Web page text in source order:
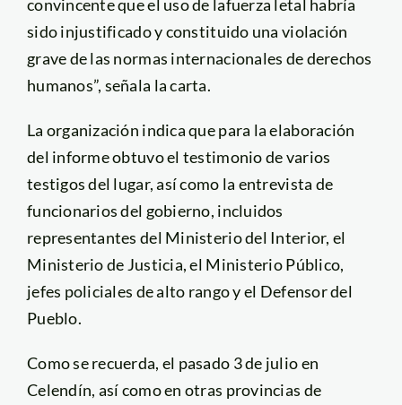
convincente que el uso de lafuerza letal habría
sido injustificado y constituido una violación
grave de las normas internacionales de derechos
humanos”, señala la carta.
La organización indica que para la elaboración
del informe obtuvo el testimonio de varios
testigos del lugar, así como la entrevista de
funcionarios del gobierno, incluidos
representantes del Ministerio del Interior, el
Ministerio de Justicia, el Ministerio Público,
jefes policiales de alto rango y el Defensor del
Pueblo.
Como se recuerda, el pasado 3 de julio en
Celendín, así como en otras provincias de